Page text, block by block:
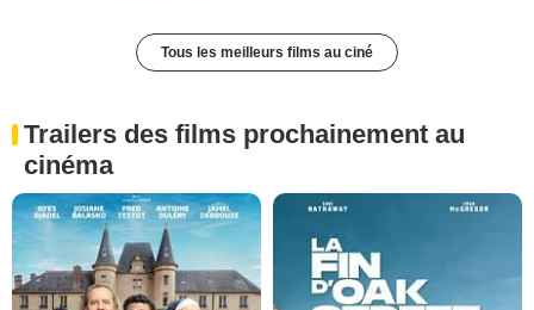
Tous les meilleurs films au ciné
Trailers des films prochainement au
cinéma